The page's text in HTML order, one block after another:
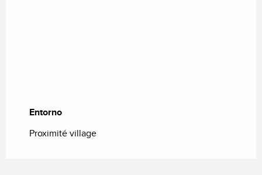
Entorno
Entorno
Proximité village